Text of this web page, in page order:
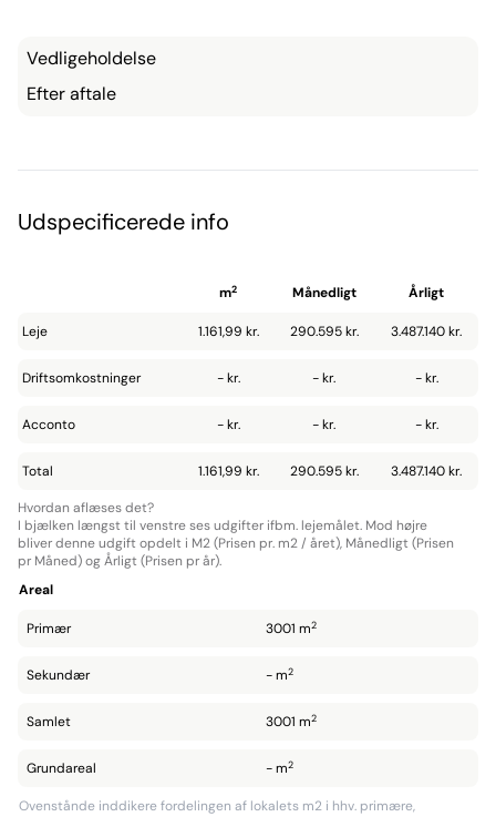
Vedligeholdelse
Efter aftale
Udspecificerede info
m2 Månedligt Årligt
Leje 1.161,99 kr. 290.595 kr. 3.487.140 kr.
Driftsomkostninger - kr. - kr. - kr.
Acconto - kr. - kr. - kr.
Total 1.161,99 kr. 290.595 kr. 3.487.140 kr.
Hvordan aflæses det?
I bjælken længst til venstre ses udgifter ifbm. lejemålet. Mod højre
bliver denne udgift opdelt i M2 (Prisen pr. m2 / året), Månedligt (Prisen
pr Måned) og Årligt (Prisen pr år).
Areal
Primær 3001 m2
Sekundær - m2
Samlet 3001 m2
Grundareal - m2
Ovenstånde inddikere fordelingen af lokalets m2 i hhv. primære,